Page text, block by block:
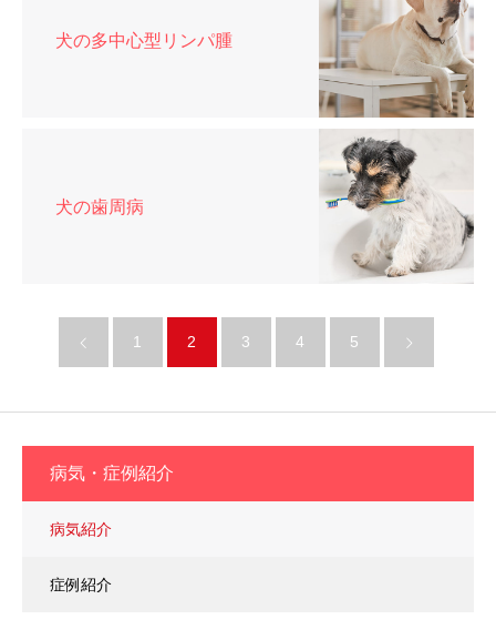
犬の多中心型リンパ腫
犬の歯周病
1 2 3 4 5
病気・症例紹介
病気紹介
症例紹介